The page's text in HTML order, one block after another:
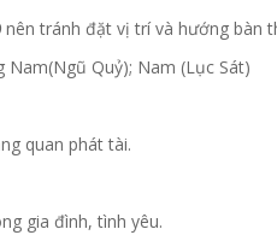
nên tránh đặt vị trí và hướng bàn
Quỷ); Nam (Lục Sát)
quan phát tài.
gia đình, tình yêu.